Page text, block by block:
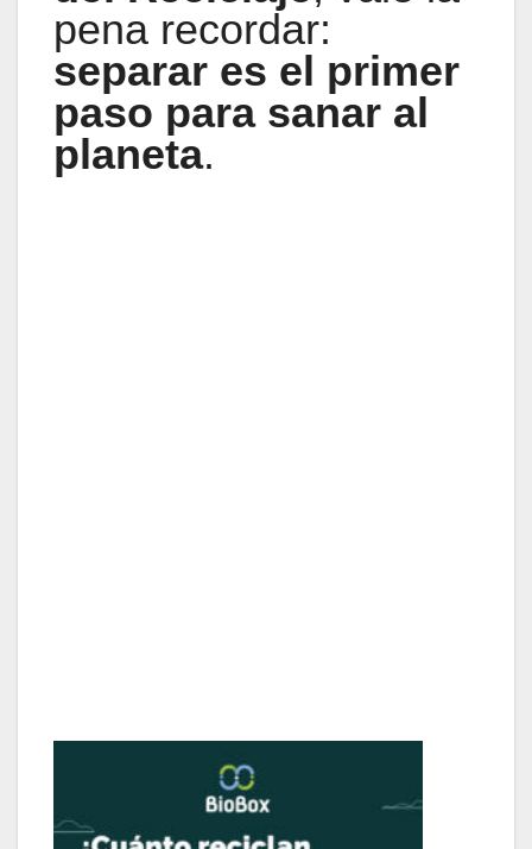
pena recordar:
separar es el primer
paso para sanar al
planeta.